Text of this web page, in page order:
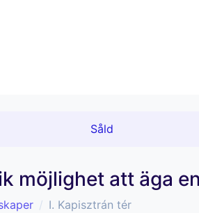
Såld
möjlighet att äga
I. Kapisztrán tér